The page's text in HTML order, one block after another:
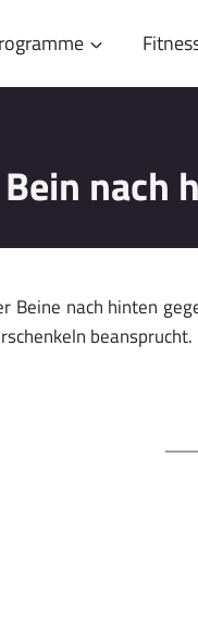
Bein nach
Beine nach hinten
beansprucht.